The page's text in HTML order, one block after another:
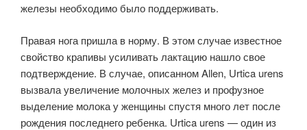
железы необходимо было поддерживать.
Правая нога пришла в норму. В этом случае известное
свойство крапивы усиливать лактацию нашло свое
подтверждение. В случае, описанном Allen, Urtica urens
вызвала увеличение молочных желез и профузное
выделение молока у женщины спустя много лет после
рождения последнего ребенка. Urtica urens — один из